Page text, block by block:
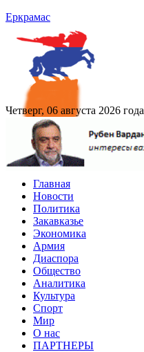
Еркрамас
Четверг, 06 августа 2026 года
Главная
Новости
Политика
Закавказье
Экономика
Армия
Диаспора
Общество
Аналитика
Культура
Спорт
Мир
О нас
ПАРТНЕРЫ